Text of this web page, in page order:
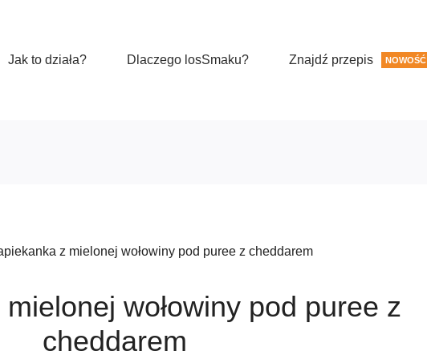
Jak to działa? Dlaczego losSmaku? Znajdź przepis NOWOŚĆ
z mielonej wołowiny pod puree z cheddarem
wołowiny pod puree z
cheddarem